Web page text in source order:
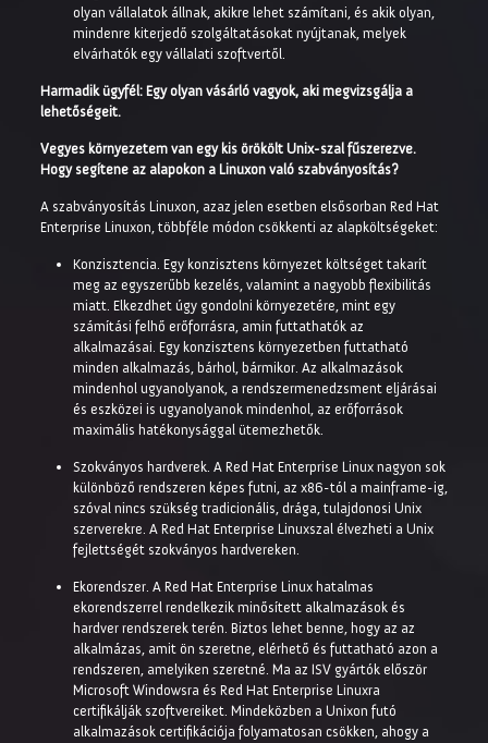
olyan vállalatok állnak, akikre lehet számítani, és akik olyan,
mindenre kiterjedő szolgáltatásokat nyújtanak, melyek
elvárhatók egy vállalati szoftvertől.
Harmadik ügyfél: Egy olyan vásárló vagyok, aki megvizsgálja a
lehetőségeit.
Vegyes környezetem van egy kis örökölt Unix-szal fűszerezve.
Hogy segítene az alapokon a Linuxon való szabványosítás?
A szabványosítás Linuxon, azaz jelen esetben elsősorban Red Hat
Enterprise Linuxon, többféle módon csökkenti az alapköltségeket:
Konzisztencia. Egy konzisztens környezet költséget takarít
meg az egyszerűbb kezelés, valamint a nagyobb flexibilitás
miatt. Elkezdhet úgy gondolni környezetére, mint egy
számítási felhő erőforrásra, amin futtathatók az
alkalmazásai. Egy konzisztens környezetben futtatható
minden alkalmazás, bárhol, bármikor. Az alkalmazások
mindenhol ugyanolyanok, a rendszermenedzsment eljárásai
és eszközei is ugyanolyanok mindenhol, az erőforrások
maximális hatékonysággal ütemezhetők.
Szokványos hardverek. A Red Hat Enterprise Linux nagyon sok
különböző rendszeren képes futni, az x86-tól a mainframe-ig,
szóval nincs szükség tradicionális, drága, tulajdonosi Unix
szerverekre. A Red Hat Enterprise Linuxszal élvezheti a Unix
fejlettségét szokványos hardvereken.
Ekorendszer. A Red Hat Enterprise Linux hatalmas
ekorendszerrel rendelkezik minősített alkalmazások és
hardver rendszerek terén. Biztos lehet benne, hogy az az
alkalmázas, amit ön szeretne, elérhető és futtatható azon a
rendszeren, amelyiken szeretné. Ma az ISV gyártók először
Microsoft Windowsra és Red Hat Enterprise Linuxra
certifikálják szoftvereiket. Mindeközben a Unixon futó
alkalmazások certifikációja folyamatosan csökken, ahogy a